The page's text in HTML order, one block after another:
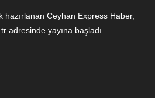
hazırlanan Ceyhan Express Haber,
adresinde yayına başladı.